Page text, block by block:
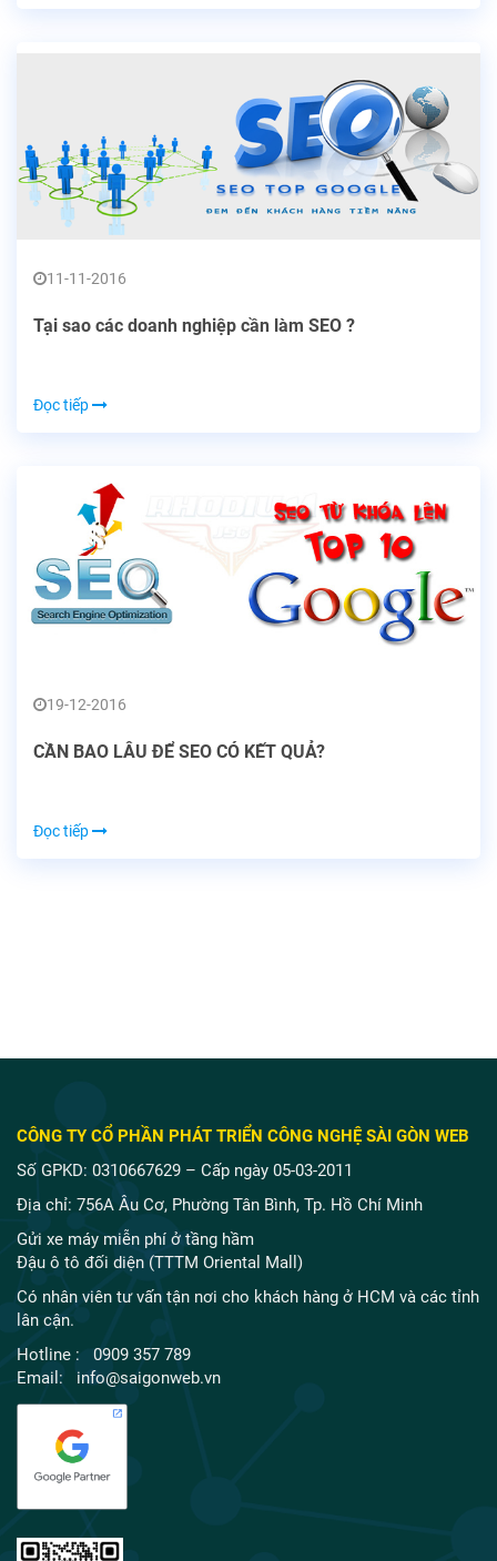
11-11-2016
Tại sao các doanh nghiệp cần làm SEO ?
Đọc tiếp
19-12-2016
CẦN BAO LÂU ĐỂ SEO CÓ KẾT QUẢ?
Đọc tiếp
CÔNG TY CỔ PHẦN PHÁT TRIỂN CÔNG NGHỆ SÀI GÒN WEB
Số GPKD: 0310667629 – Cấp ngày 05-03-2011
Địa chỉ: 756A Âu Cơ, Phường Tân Bình, Tp. Hồ Chí Minh
Gửi xe máy miễn phí ở tầng hầm
Đậu ô tô đối diện (TTTM Oriental Mall)
Có nhân viên tư vấn tận nơi cho khách hàng ở HCM và các tỉnh
lân cận.
Hotline : 0909 357 789
Email: info@saigonweb.vn